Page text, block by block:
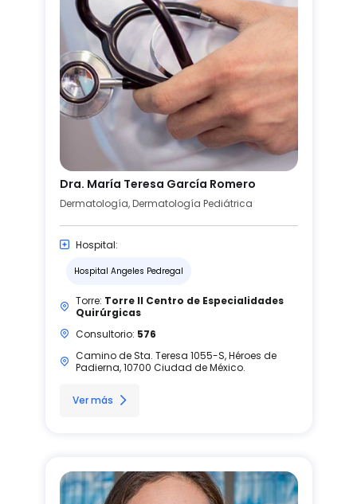
Dra. María Teresa García Romero
Dermatología, Dermatología Pediátrica
Hospital:
Hospital Angeles Pedregal
Torre: Torre II Centro de Especialidades
Quirúrgicas
Consultorio: 576
Camino de Sta. Teresa 1055-S, Héroes de
Padierna, 10700 Ciudad de México.
Ver más